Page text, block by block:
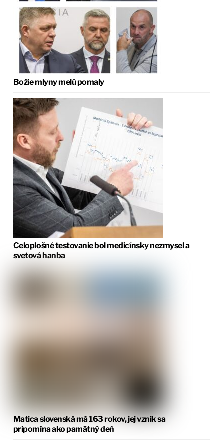
Božie mlyny melú pomaly
Celoplošné testovanie bol medicínsky nezmysel a
svetová hanba
Matica slovenská má 163 rokov, jej vznik sa
pripomína ako pamätný deň